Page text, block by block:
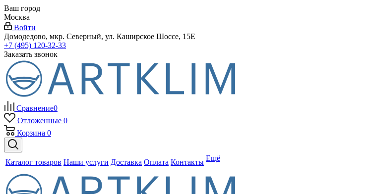
Ваш город
Москва
Войти
Домодедово, мкр. Северный, ул. Каширское Шоссе, 15Е
+7 (495) 120-32-33
Заказать звонок
Сравнение0
Отложенные 0
Корзина 0
Каталог товаров Наши услуги Доставка Оплата Контакты Ещё